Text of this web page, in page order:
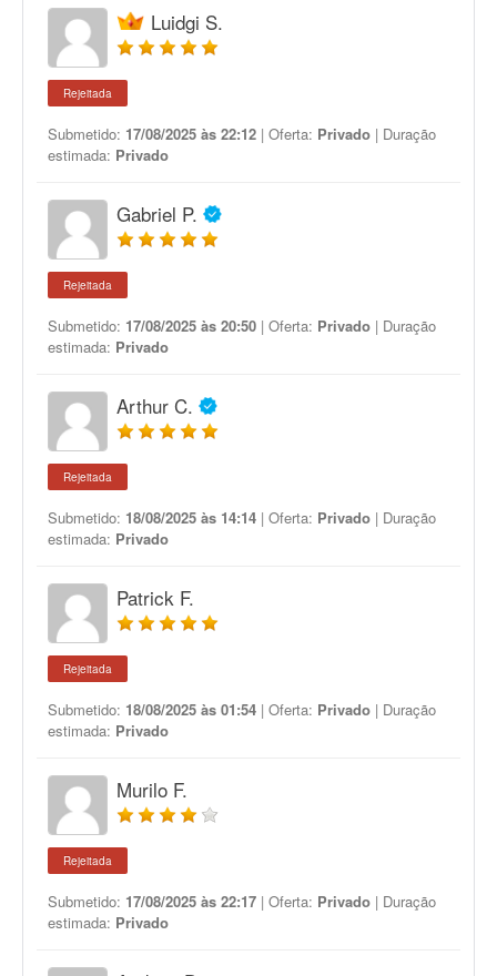
Luidgi S.
Rejeitada
Submetido: 17/08/2025 às 22:12 | Oferta: Privado | Duração
estimada: Privado
Gabriel P.
Rejeitada
Submetido: 17/08/2025 às 20:50 | Oferta: Privado | Duração
estimada: Privado
Arthur C.
Rejeitada
Submetido: 18/08/2025 às 14:14 | Oferta: Privado | Duração
estimada: Privado
Patrick F.
Rejeitada
Submetido: 18/08/2025 às 01:54 | Oferta: Privado | Duração
estimada: Privado
Murilo F.
Rejeitada
Submetido: 17/08/2025 às 22:17 | Oferta: Privado | Duração
estimada: Privado